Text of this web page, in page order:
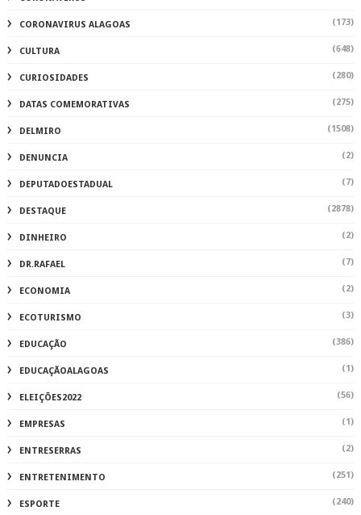
CORONAVIRUS ALAGOAS (173)
CULTURA (648)
CURIOSIDADES (280)
DATAS COMEMORATIVAS (275)
DELMIRO (1508)
DENUNCIA (2)
DEPUTADOESTADUAL (7)
DESTAQUE (2878)
DINHEIRO (2)
DR.RAFAEL (7)
ECONOMIA (2)
ECOTURISMO (3)
EDUCAÇÃO (386)
EDUCAÇÃOALAGOAS (1)
ELEIÇÕES2022 (56)
EMPRESAS (1)
ENTRESERRAS (2)
ENTRETENIMENTO (251)
ESPORTE (240)